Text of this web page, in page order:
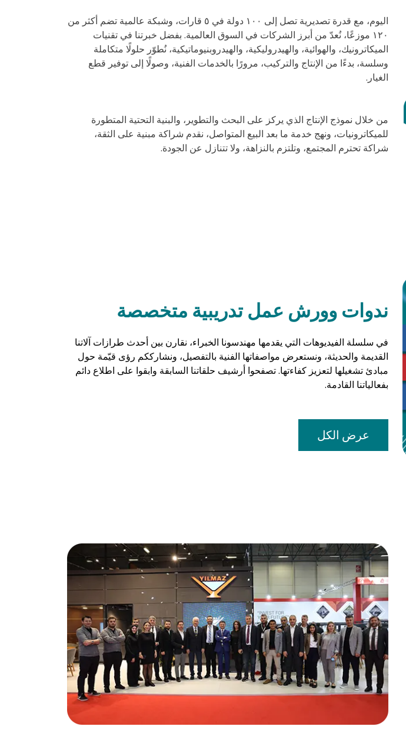
اليوم، مع قدرة تصديرية تصل إلى ١٠٠ دولة في ٥ قارات، وشبكة عالمية تضم أكثر من
١٢٠ موزعًا، نُعدّ من أبرز الشركات في السوق العالمية. بفضل خبرتنا في تقنيات
الميكاترونيك، والهوائية، والهيدروليكية، والهيدروبنيوماتيكية، نُطوّر حلولًا متكاملة
وسلسة، بدءًا من الإنتاج والتركيب، مرورًا بالخدمات الفنية، وصولًا إلى توفير قطع
الغيار.
من خلال نموذج الإنتاج الذي يركز على البحث والتطوير، والبنية التحتية المتطورة
للميكاترونيات، ونهج خدمة ما بعد البيع المتواصل، نقدم شراكة مبنية على الثقة،
شراكة تحترم المجتمع، وتلتزم بالنزاهة، ولا تتنازل عن الجودة.
ندوات وورش عمل تدريبية متخصصة
في سلسلة الفيديوهات التي يقدمها مهندسونا الخبراء، نقارن بين أحدث طرازات آلاتنا
القديمة والحديثة، ونستعرض مواصفاتها الفنية بالتفصيل، ونشارككم رؤى قيّمة حول
مبادئ تشغيلها لتعزيز كفاءتها. تصفحوا أرشيف حلقاتنا السابقة وابقوا على اطلاع دائم
بفعالياتنا القادمة.
عرض الكل